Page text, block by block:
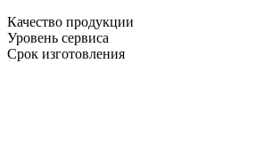
Качество продукции
Уровень сервиса
Срок изготовления